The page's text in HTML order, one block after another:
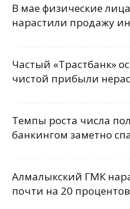
В мае физические
нарастили продажу
Частый «Трастбанк»
чистой прибыли
Темпы роста числа
банкингом заметно
Алмалыкский ГМК
почти на 20 процентов